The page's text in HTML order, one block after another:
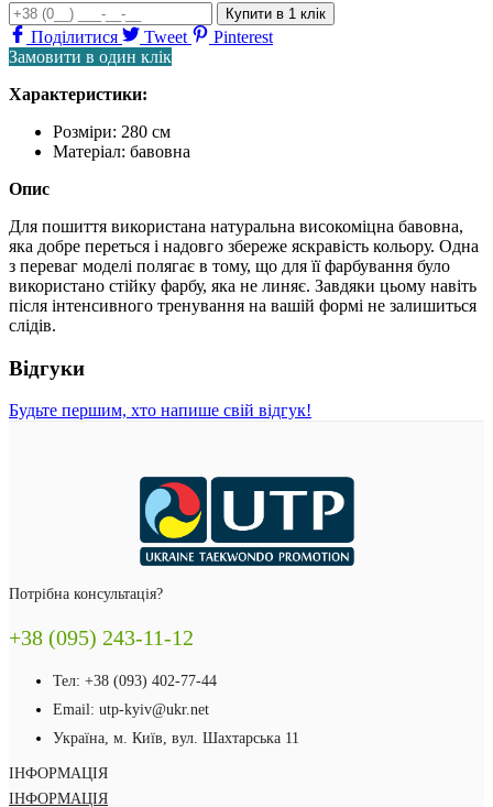
Купити в 1 клік
Поділитися Tweet
Pinterest
Замовити в один клік
Характеристики:
Розміри: 280 см
Матеріал: бавовна
Опис
Для пошиття використана натуральна високоміцна бавовна,
яка добре переться і надовго збереже яскравість кольору. Одна
з переваг моделі полягає в тому, що для її фарбування було
використано стійку фарбу, яка не линяє. Завдяки цьому навіть
після інтенсивного тренування на вашій формі не залишиться
слідів.
Відгуки
Будьте першим, хто напише свій відгук!
Потрібна консультація?
+38 (095) 243-11-12
Тел: +38 (093) 402-77-44
Email: utp-kyiv@ukr.net
Україна, м. Київ, вул. Шахтарська 11
ІНФОРМАЦІЯ
ІНФОРМАЦІЯ